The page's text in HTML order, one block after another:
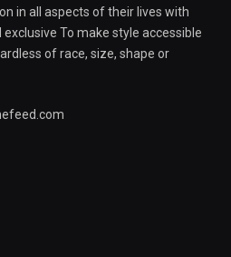
in all aspects of their lives with
To make style accessible
of race, size, shape or